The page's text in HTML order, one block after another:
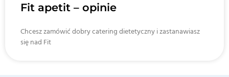
Fit apetit – opinie
Chcesz zamówić dobry catering dietetyczny i zastanawiasz
się nad Fit